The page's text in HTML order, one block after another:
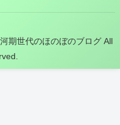
期世代のほのぼのブログ All